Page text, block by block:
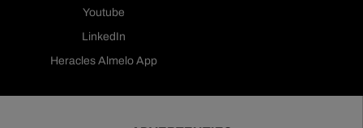
Youtube
LinkedIn
Heracles Almelo App